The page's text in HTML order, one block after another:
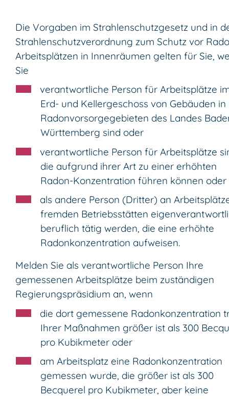
Die Vorgaben im Strahlenschutzgesetz und in
Strahlenschutzverordnung zum Schutz vor
Arbeitsplätzen in Innenräumen gelten für Sie,
Sie
verantwortliche Person für Arbeitsplätze
Erd- und Kellergeschoss von Gebäuden in
Radonvorsorgegebieten des Landes
Württemberg sind oder
verantwortliche Person für Arbeitsplätze
die aufgrund ihrer Art zu einer erhöhten
Radon-Konzentration führen können oder
als andere Person (Dritter) an
fremden Betriebsstätten
beruflich tätig werden, die eine erhöhte
Radonkonzentration aufweisen.
Melden Sie als verantwortliche Person Ihre
gemessenen Arbeitsplätze beim zuständigen
Regierungspräsidium an, wenn
die dort gemessene Radonkonzentration
Ihrer Maßnahmen größer ist als 300
pro Kubikmeter oder
am Arbeitsplatz eine Radonkonzentration
gemessen wurde, die größer ist als 300
Becquerel pro Kubikmeter, aber keine